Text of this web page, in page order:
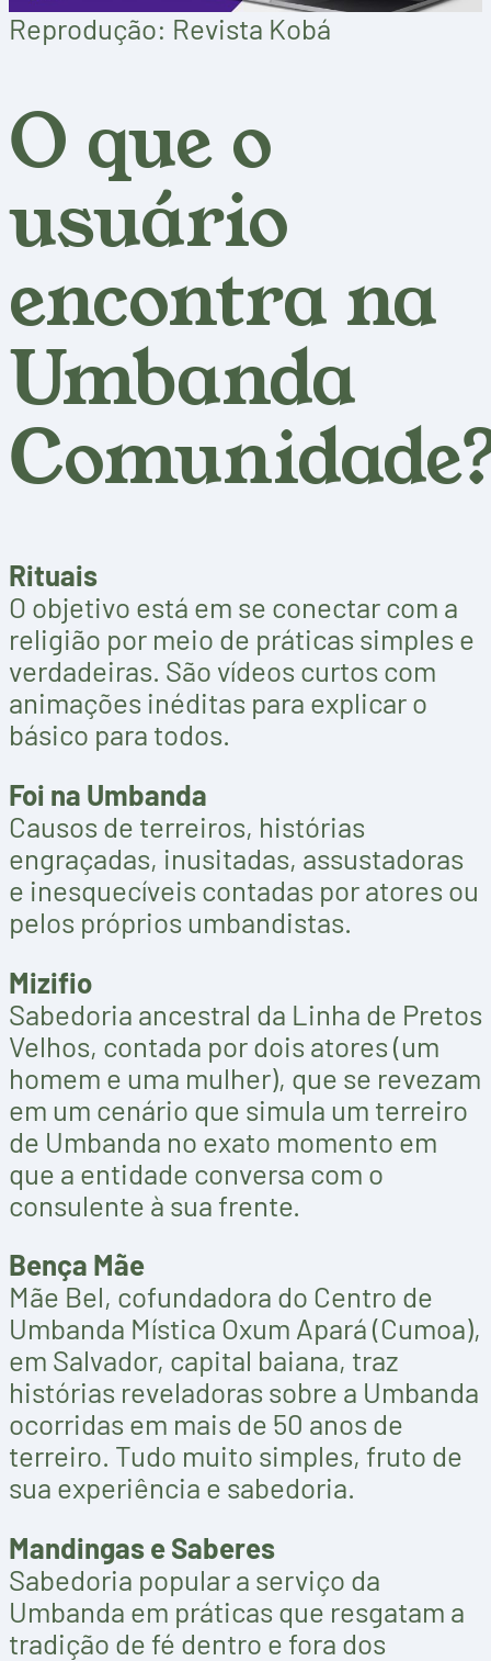
Reprodução: Revista Kobá
O que o
usuário
encontra na
Umbanda
Rituais
O objetivo está em se conectar com a
religião por meio de práticas simples e
verdadeiras. São vídeos curtos com
animações inéditas para explicar o
básico para todos.
Foi na Umbanda
Causos de terreiros, histórias
engraçadas, inusitadas, assustadoras
e inesquecíveis contadas por atores ou
pelos próprios umbandistas.
Mizifio
Sabedoria ancestral da Linha de Pretos
Velhos, contada por dois atores (um
homem e uma mulher), que se revezam
em um cenário que simula um terreiro
de Umbanda no exato momento em
que a entidade conversa com o
consulente à sua frente.
Bença Mãe
Mãe Bel, cofundadora do Centro de
Umbanda Mística Oxum Apará (Cumoa),
em Salvador, capital baiana, traz
histórias reveladoras sobre a Umbanda
ocorridas em mais de 50 anos de
terreiro. Tudo muito simples, fruto de
sua experiência e sabedoria.
Mandingas e Saberes
Sabedoria popular a serviço da
Umbanda em práticas que resgatam a
tradição de fé dentro e fora dos